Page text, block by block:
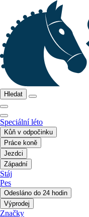
Hledat
Speciální léto
Kůň v odpočinku
Práce koně
Jezdci
Západní
Stáj
Pes
Odesláno do 24 hodin
Výprodej
Značky